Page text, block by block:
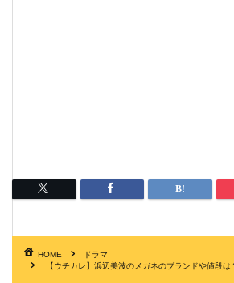
HOME
ドラマ
【ウチカレ】浜辺美波のメガネのブランドや値段は